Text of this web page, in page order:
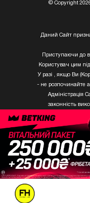
© Copyright
Даний Сайт
Приступаючи до
Користувач цим
У разі , якщо Ви
- не розпочинайте
Адміністрація
законність
Користувачем,
Твори Getty
бути
дозволу